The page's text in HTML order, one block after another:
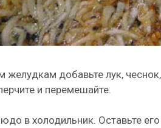
желудкам добавьте лук,
и перемешайте.
в холодильник. Оставьте